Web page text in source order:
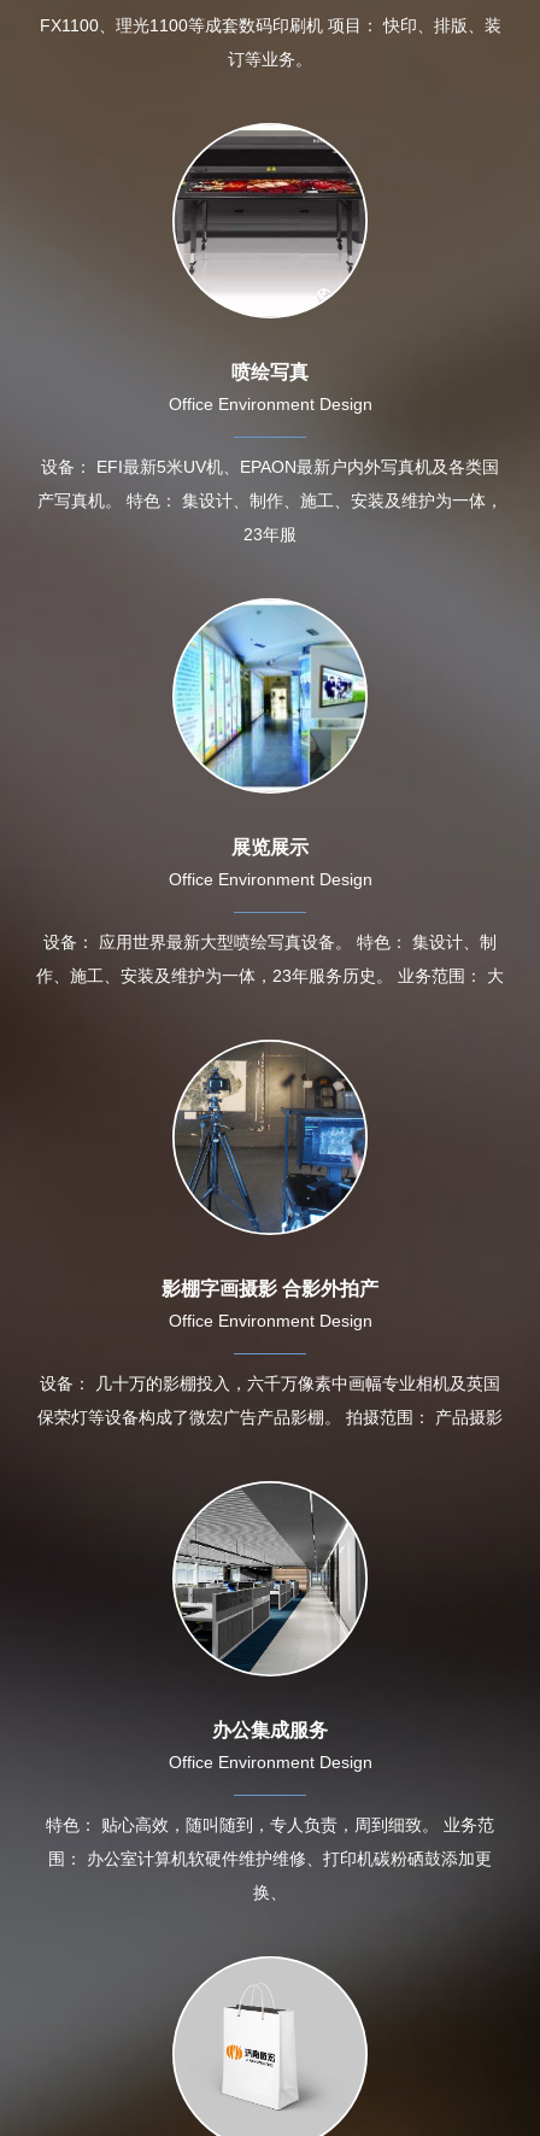
FX1100、理光1100等成套数码印刷机 项目： 快印、排版、装
订等业务。
喷绘写真
Office Environment Design
设备： EFI最新5米UV机、EPAON最新户内外写真机及各类国
产写真机。 特色： 集设计、制作、施工、安装及维护为一体，
23年服
展览展示
Office Environment Design
设备： 应用世界最新大型喷绘写真设备。 特色： 集设计、制
作、施工、安装及维护为一体，23年服务历史。 业务范围： 大
影棚字画摄影 合影外拍产
Office Environment Design
设备： 几十万的影棚投入，六千万像素中画幅专业相机及英国
保荣灯等设备构成了微宏广告产品影棚。 拍摄范围： 产品摄影
办公集成服务
Office Environment Design
特色： 贴心高效，随叫随到，专人负责，周到细致。 业务范
围： 办公室计算机软硬件维护维修、打印机碳粉硒鼓添加更
换、